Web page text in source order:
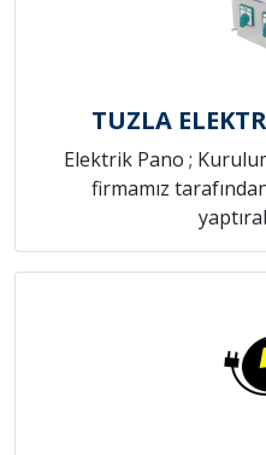
TUZLA
Elektrik Pano ;
firmamız